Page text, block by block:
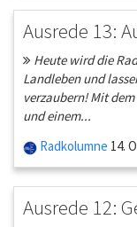
Ausrede 13:
Heute wird die
Landleben und
verzaubern! Mit
und einem...
Radkolumne 14.
Ausrede 12: